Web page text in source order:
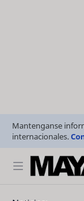
Mantenganse
internacionales.